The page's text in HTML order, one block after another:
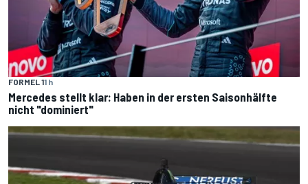
FORMEL 11 h
Mercedes stellt klar: Haben in der ersten Saisonhälfte
nicht "dominiert"